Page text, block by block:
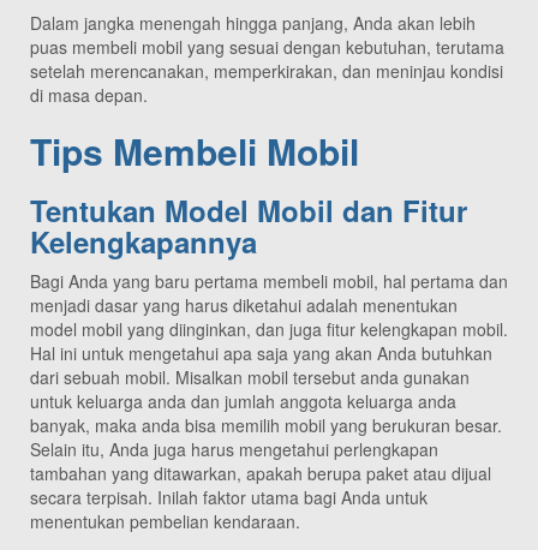
Dalam jangka menengah hingga panjang, Anda akan lebih
puas membeli mobil yang sesuai dengan kebutuhan, terutama
setelah merencanakan, memperkirakan, dan meninjau kondisi
di masa depan.
Tips Membeli Mobil
Tentukan Model Mobil dan Fitur
Kelengkapannya
Bagi Anda yang baru pertama membeli mobil, hal pertama dan
menjadi dasar yang harus diketahui adalah menentukan
model mobil yang diinginkan, dan juga fitur kelengkapan mobil.
Hal ini untuk mengetahui apa saja yang akan Anda butuhkan
dari sebuah mobil. Misalkan mobil tersebut anda gunakan
untuk keluarga anda dan jumlah anggota keluarga anda
banyak, maka anda bisa memilih mobil yang berukuran besar.
Selain itu, Anda juga harus mengetahui perlengkapan
tambahan yang ditawarkan, apakah berupa paket atau dijual
secara terpisah. Inilah faktor utama bagi Anda untuk
menentukan pembelian kendaraan.